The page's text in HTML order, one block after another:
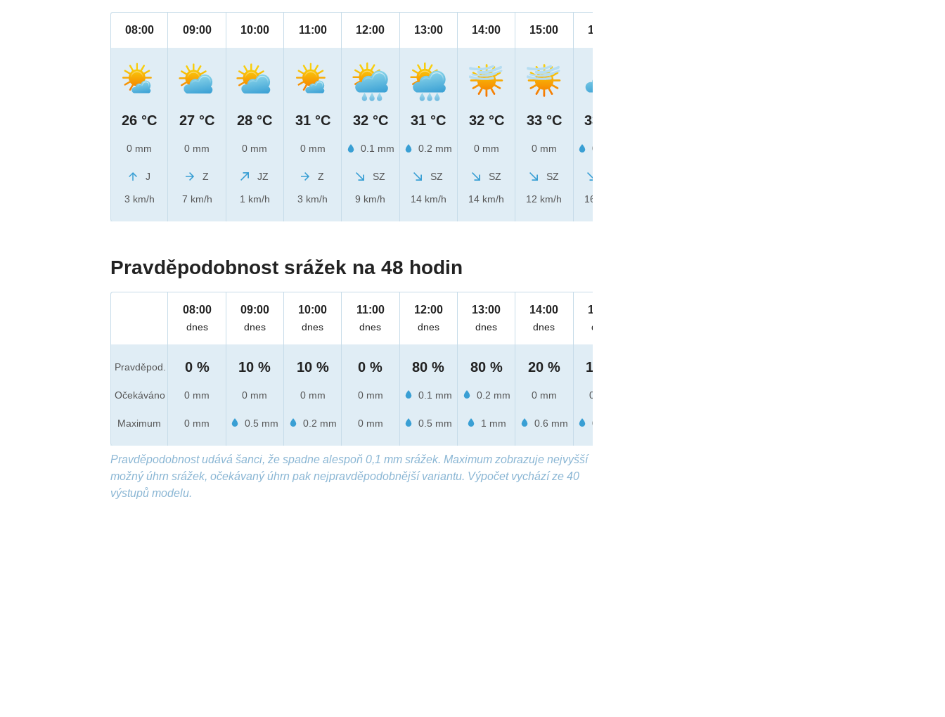
08:00
26 °C
0 mm
J
3 km/h
09:00
27 °C
0 mm
Z
7 km/h
10:00
28 °C
0 mm
JZ
1 km/h
11:00
31 °C
0 mm
Z
3 km/h
12:00
32 °C
0.1 mm
SZ
9 km/h
13:00
31 °C
0.2 mm
SZ
14 km/h
14:00
32 °C
0 mm
SZ
14 km/h
15:00
33 °C
0 mm
SZ
12 km/h
16:00
33 °C
0.1 mm
16 km/h
Pravděpodobnost srážek na 48 hodin
Pravděpod.
Očekáváno
Maximum
08:00
dnes
0 %
0 mm
0 mm
09:00
dnes
10 %
0 mm
0.5 mm
10:00
dnes
10 %
0 mm
0.2 mm
11:00
dnes
0 %
0 mm
0 mm
12:00
dnes
80 %
0.1 mm
0.5 mm
13:00
dnes
80 %
0.2 mm
1 mm
14:00
dnes
20 %
0 mm
0.6 mm
15:00
dnes
10 %
0 mm
0.2 mm
Pravděpodobnost udává šanci, že spadne alespoň 0,1 mm srážek. Maximum zobrazuje nejvyšší
možný úhrn srážek, očekávaný úhrn pak nejpravděpodobnější variantu. Výpočet vychází ze 40
výstupů modelu.